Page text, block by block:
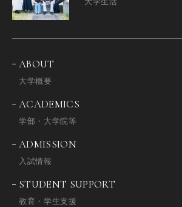
ABOUT
大学概要
ACADEMICS
学部・大学院等
ADMISSION
入試情報
STUDENT SUPPORT
教育・学生支援